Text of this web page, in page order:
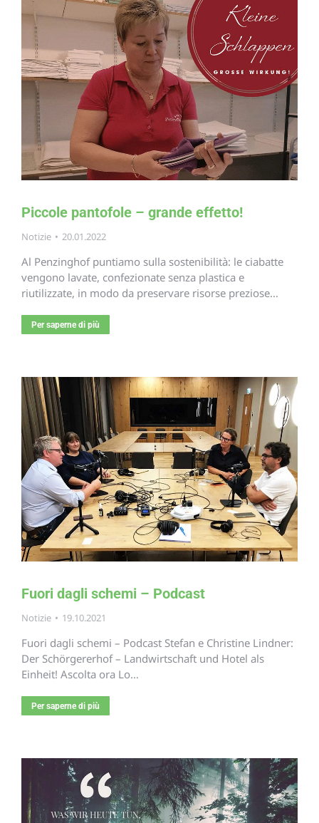
Piccole pantofole – grande effetto!
Notizie 20.01.2022
Al Penzinghof puntiamo sulla sostenibilità: le ciabatte
vengono lavate, confezionate senza plastica e
riutilizzate, in modo da preservare risorse preziose…
Per saperne di più
Fuori dagli schemi – Podcast
Notizie 19.10.2021
Fuori dagli schemi – Podcast Stefan e Christine Lindner:
Der Schörgererhof – Landwirtschaft und Hotel als
Einheit! Ascolta ora Lo…
Per saperne di più